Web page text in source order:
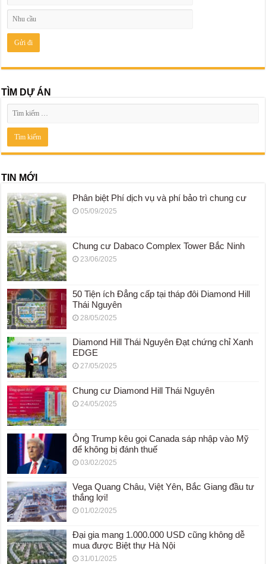
TÌM DỰ ÁN
TIN MỚI
Phân biệt Phí dịch vụ và phí bảo trì chung cư
05/09/2025
Chung cư Dabaco Complex Tower Bắc Ninh
23/06/2025
50 Tiện ích Đẳng cấp tại tháp đôi Diamond Hill
Thái Nguyên
28/05/2025
Diamond Hill Thái Nguyên Đạt chứng chỉ Xanh
EDGE
27/05/2025
Chung cư Diamond Hill Thái Nguyên
24/05/2025
Ông Trump kêu gọi Canada sáp nhập vào Mỹ
để không bị đánh thuế
03/02/2025
Vega Quang Châu, Việt Yên, Bắc Giang đầu tư
thắng lợi!
01/02/2025
Đại gia mang 1.000.000 USD cũng không dễ
mua được Biệt thự Hà Nội
31/01/2025